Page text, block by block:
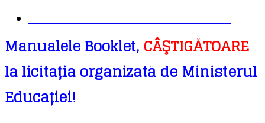
PLANIFICĂRI DE LA EDITURA BOOKLET
Manualele Booklet, CÂŞTIGĂTOARE
la licitația organizată de Ministerul
Educației!